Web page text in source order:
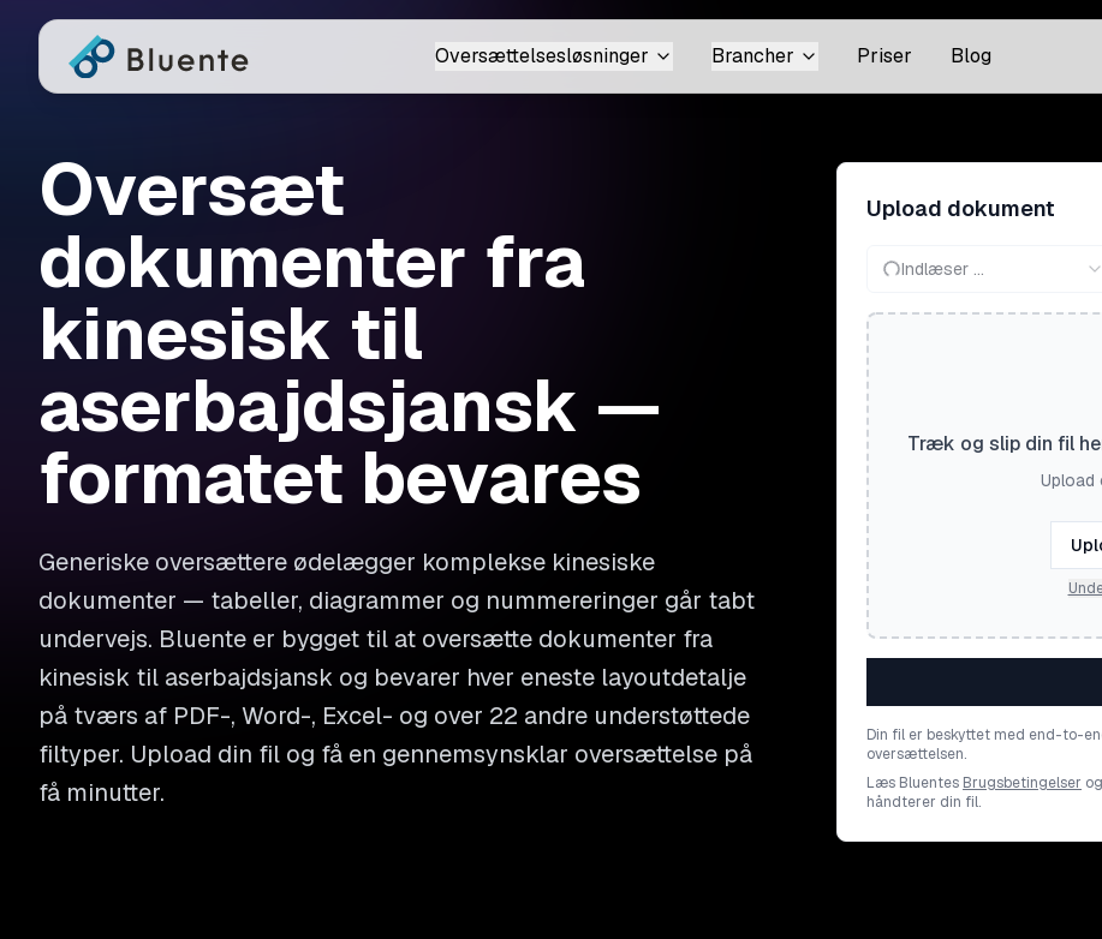
Oversættelsesløsninger Brancher Priser Blog
Oversæt
dokumenter fra
kinesisk til
aserbajdsjansk —
formatet bevares
Generiske oversættere ødelægger komplekse kinesiske
dokumenter — tabeller, diagrammer og nummereringer går tabt
undervejs. Bluente er bygget til at oversætte dokumenter fra
kinesisk til aserbajdsjansk og bevarer hver eneste layoutdetalje
på tværs af PDF-, Word-, Excel- og over 22 andre understøttede
filtyper. Upload din fil og få en gennemsynsklar oversættelse på
få minutter.
Upload dokument
Indlæser ...
Træk og slip din fil
Upload
Din fil er beskyttet med end-to-
oversættelsen.
Læs Bluentes Brugsbetingelser og
håndterer din fil.